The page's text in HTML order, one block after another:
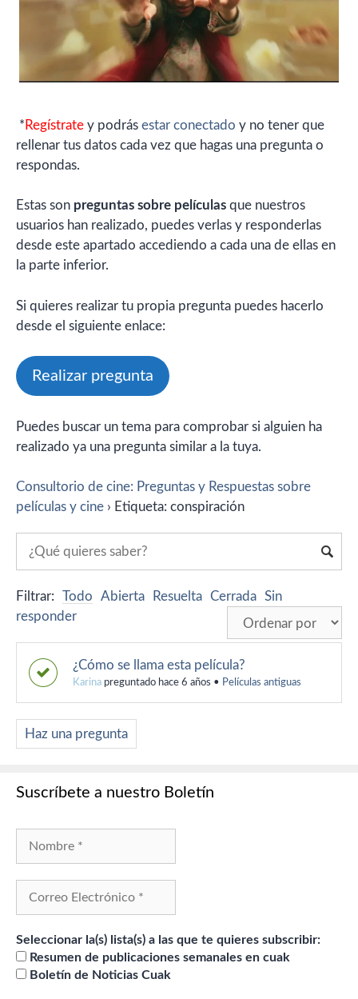
* Regístrate y podrás estar conectado y no tener que
rellenar tus datos cada vez que hagas una pregunta o
respondas.
Estas son preguntas sobre películas que nuestros
usuarios han realizado, puedes verlas y responderlas
desde este apartado accediendo a cada una de ellas en
la parte inferior.
Si quieres realizar tu propia pregunta puedes hacerlo
desde el siguiente enlace:
Realizar pregunta
Puedes buscar un tema para comprobar si alguien ha
realizado ya una pregunta similar a la tuya.
Consultorio de cine: Preguntas y Respuestas sobre
películas y cine › Etiqueta: conspiración
Filtrar: Todo Abierta Resuelta Cerrada Sin
responder
¿Cómo se llama esta película?
Karina preguntado hace 6 años • Películas antiguas
Haz una pregunta
Suscríbete a nuestro Boletín
Seleccionar la(s) lista(s) a las que te quieres subscribir:
Resumen de publicaciones semanales en cuak
Boletín de Noticias Cuak